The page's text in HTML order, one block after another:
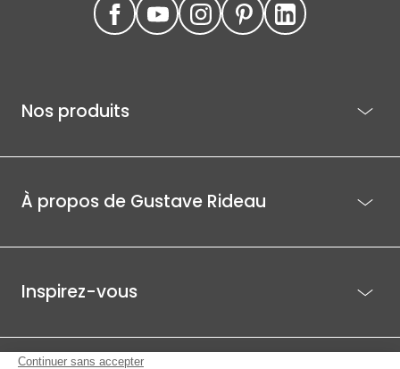
Nos produits
À propos de Gustave Rideau
Inspirez-vous